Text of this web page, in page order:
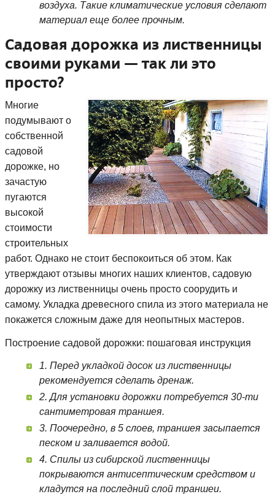
воздуха. Такие климатические условия сделают
материал еще более прочным.
Садовая дорожка из лиственницы
своими руками — так ли это
просто?
Многие
подумывают о
собственной
садовой
дорожке, но
зачастую
пугаются
высокой
стоимости
строительных
работ. Однако не стоит беспокоиться об этом. Как
утверждают отзывы многих наших клиентов, садовую
дорожку из лиственницы очень просто соорудить и
самому. Укладка древесного спила из этого материала не
покажется сложным даже для неопытных мастеров.
Построение садовой дорожки: пошаговая инструкция
1. Перед укладкой досок из лиственницы
рекомендуется сделать дренаж.
2. Для установки дорожки потребуется 30-ти
сантиметровая траншея.
3. Поочередно, в 5 слоев, траншея засыпается
песком и заливается водой.
4. Спилы из сибирской лиственницы
покрываются антисептическим средством и
кладутся на последний слой траншеи.